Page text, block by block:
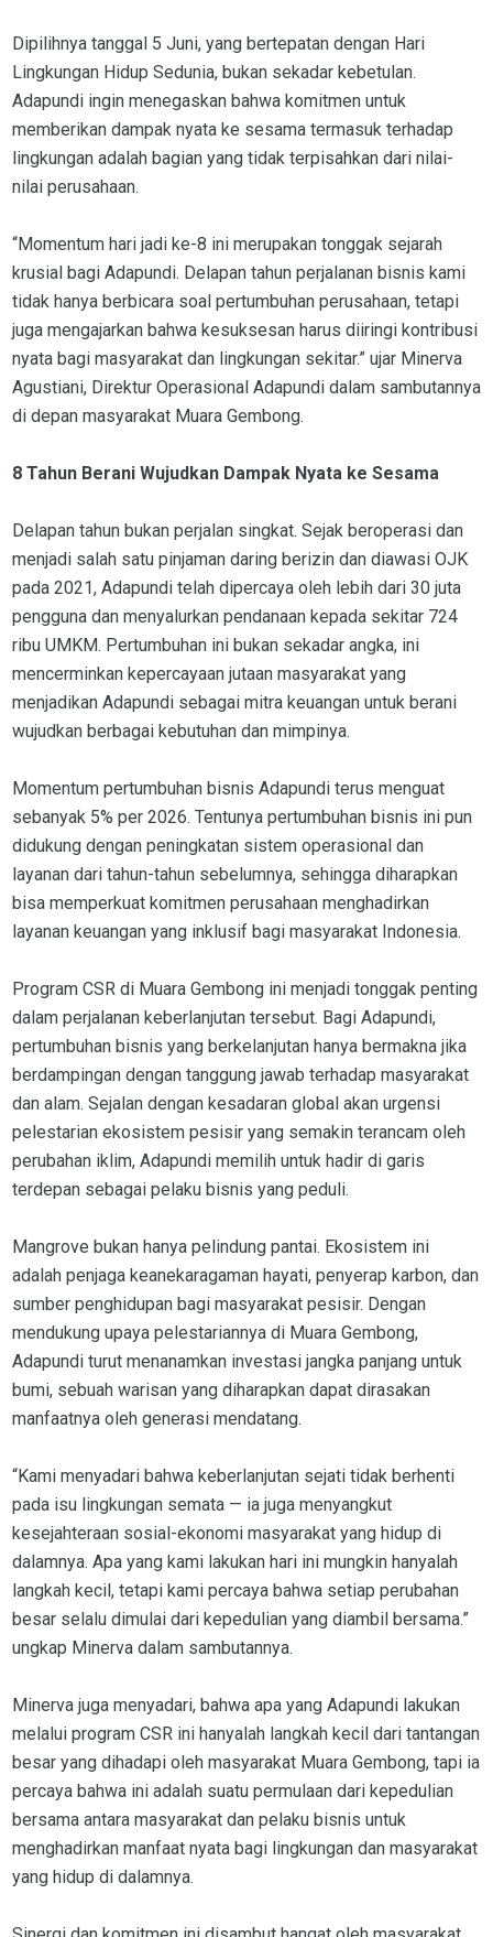
Dipilihnya tanggal 5 Juni, yang bertepatan dengan Hari
Lingkungan Hidup Sedunia, bukan sekadar kebetulan.
Adapundi ingin menegaskan bahwa komitmen untuk
memberikan dampak nyata ke sesama termasuk terhadap
lingkungan adalah bagian yang tidak terpisahkan dari nilai-
nilai perusahaan.
“Momentum hari jadi ke-8 ini merupakan tonggak sejarah
krusial bagi Adapundi. Delapan tahun perjalanan bisnis kami
tidak hanya berbicara soal pertumbuhan perusahaan, tetapi
juga mengajarkan bahwa kesuksesan harus diiringi kontribusi
nyata bagi masyarakat dan lingkungan sekitar.” ujar Minerva
Agustiani, Direktur Operasional Adapundi dalam sambutannya
di depan masyarakat Muara Gembong.
8 Tahun Berani Wujudkan Dampak Nyata ke Sesama
Delapan tahun bukan perjalan singkat. Sejak beroperasi dan
menjadi salah satu pinjaman daring berizin dan diawasi OJK
pada 2021, Adapundi telah dipercaya oleh lebih dari 30 juta
pengguna dan menyalurkan pendanaan kepada sekitar 724
ribu UMKM. Pertumbuhan ini bukan sekadar angka, ini
mencerminkan kepercayaan jutaan masyarakat yang
menjadikan Adapundi sebagai mitra keuangan untuk berani
wujudkan berbagai kebutuhan dan mimpinya.
Momentum pertumbuhan bisnis Adapundi terus menguat
sebanyak 5% per 2026. Tentunya pertumbuhan bisnis ini pun
didukung dengan peningkatan sistem operasional dan
layanan dari tahun-tahun sebelumnya, sehingga diharapkan
bisa memperkuat komitmen perusahaan menghadirkan
layanan keuangan yang inklusif bagi masyarakat Indonesia.
Program CSR di Muara Gembong ini menjadi tonggak penting
dalam perjalanan keberlanjutan tersebut. Bagi Adapundi,
pertumbuhan bisnis yang berkelanjutan hanya bermakna jika
berdampingan dengan tanggung jawab terhadap masyarakat
dan alam. Sejalan dengan kesadaran global akan urgensi
pelestarian ekosistem pesisir yang semakin terancam oleh
perubahan iklim, Adapundi memilih untuk hadir di garis
terdepan sebagai pelaku bisnis yang peduli.
Mangrove bukan hanya pelindung pantai. Ekosistem ini
adalah penjaga keanekaragaman hayati, penyerap karbon, dan
sumber penghidupan bagi masyarakat pesisir. Dengan
mendukung upaya pelestariannya di Muara Gembong,
Adapundi turut menanamkan investasi jangka panjang untuk
bumi, sebuah warisan yang diharapkan dapat dirasakan
manfaatnya oleh generasi mendatang.
“Kami menyadari bahwa keberlanjutan sejati tidak berhenti
pada isu lingkungan semata — ia juga menyangkut
kesejahteraan sosial-ekonomi masyarakat yang hidup di
dalamnya. Apa yang kami lakukan hari ini mungkin hanyalah
langkah kecil, tetapi kami percaya bahwa setiap perubahan
besar selalu dimulai dari kepedulian yang diambil bersama.”
ungkap Minerva dalam sambutannya.
Minerva juga menyadari, bahwa apa yang Adapundi lakukan
melalui program CSR ini hanyalah langkah kecil dari tantangan
besar yang dihadapi oleh masyarakat Muara Gembong, tapi ia
percaya bahwa ini adalah suatu permulaan dari kepedulian
bersama antara masyarakat dan pelaku bisnis untuk
menghadirkan manfaat nyata bagi lingkungan dan masyarakat
yang hidup di dalamnya.